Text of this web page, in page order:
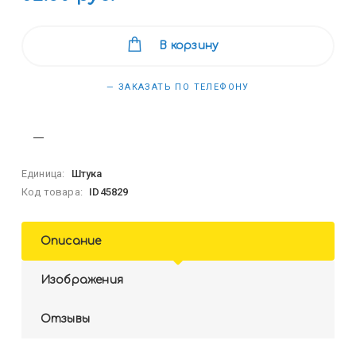
В корзину
— ЗАКАЗАТЬ ПО ТЕЛЕФОНУ
Единица:
Штука
Код товара:
ID45829
Описание
Изображения
Отзывы